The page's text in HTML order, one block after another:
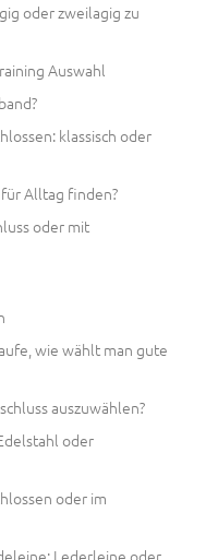
oder zweilagig zu
Auswahl
klassisch oder
Alltag finden?
oder mit
wie wählt man gute
auszuwählen?
oder
oder im